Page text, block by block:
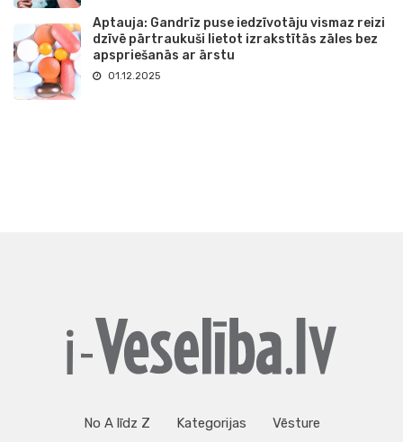
Aptauja: Gandrīz puse iedzīvotāju vismaz reizi
dzīvē pārtraukuši lietot izrakstītās zāles bez
apspriešanās ar ārstu
01.12.2025
No A līdz Z Kategorijas Vēsture